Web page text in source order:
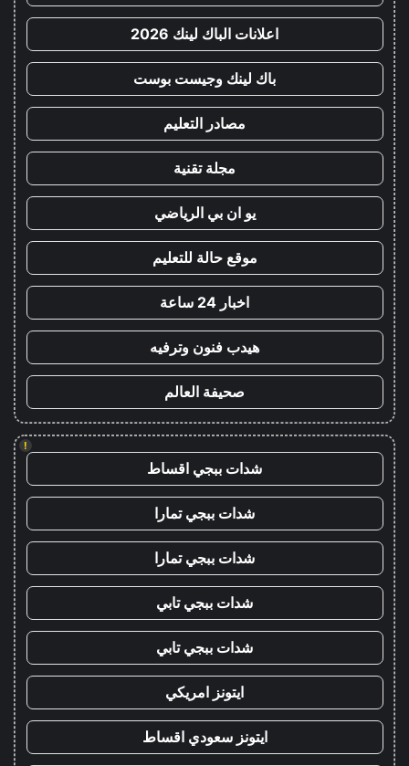
اعلانات الباك لينك 2026
باك لينك وجيست بوست
مصادر التعليم
مجلة تقنية
يو ان بي الرياضي
موقع حالة للتعليم
اخبار 24 ساعة
هيدب فنون وترفيه
صحيفة العالم
!
شدات ببجي اقساط
شدات ببجي تمارا
شدات ببجي تمارا
شدات ببجي تابي
شدات ببجي تابي
ايتونز امريكي
ايتونز سعودي اقساط